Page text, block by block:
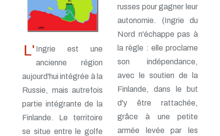
L' Ingrie est une
ancienne région
aujourd'hui intégrée à la
Russie, mais autrefois
partie intégrante de la
Finlande. Le territoire
se situe entre le golfe
russes pour gagner leur
autonomie. (Ingrie du
Nord n'échappe pas à
la règle : elle proclame
son indépendance,
avec le soutien de la
Finlande, dans le but
d'y être rattachée,
grâce à une petite
armée levée par les